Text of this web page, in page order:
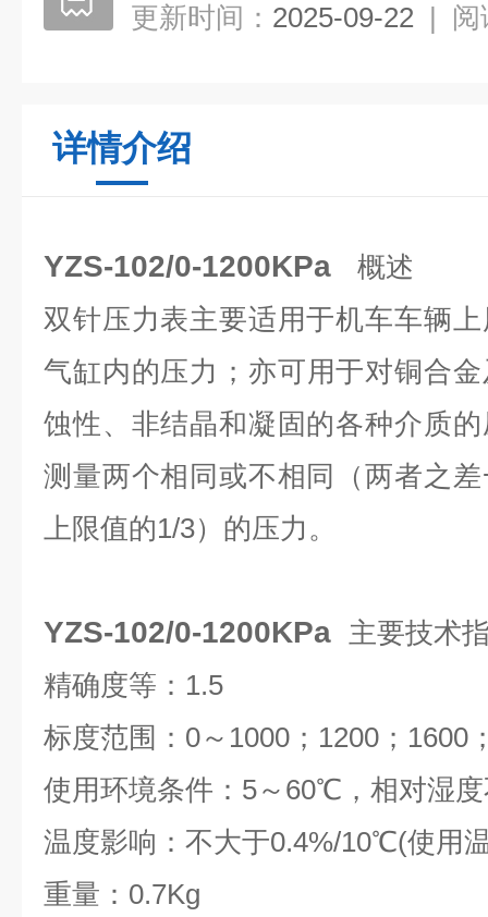
更新时间： 2025-09-22 | 阅
详情介绍
YZS-102/0-1200KPa
概述
双针压力表主要适用于机车车辆
气缸内的压力；亦可用于对铜合
蚀性、非结晶和凝固的各种介质
测量两个相同或不相同（两者之
上限值的1/3）的压力。
YZS-102/0-1200KPa 主要技术
精确度等：1.5
标度范围：0～1000；1200；1600
使用环境条件：5～60℃，相对湿
温度影响：不大于0.4%/10℃(使用
重量：0.7Kg